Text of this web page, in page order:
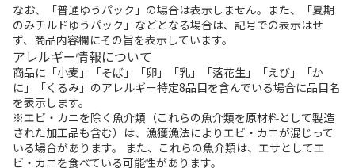
なお、「普通ゆうパック」の場合は表示しません。また、「夏期
のみチルドゆうパック」などとなる場合は、記号での表示はせ
ず、商品内容欄にその旨を表示しています。
アレルギー情報について
商品に「小麦」「そば」「卵」「乳」「落花生」「えび」「か
に」「くるみ」のアレルギー特定8品目を含んでいる場合に品目名
を表示します。
※エビ・カニを除く魚介類（これらの魚介類を原材料として製造
された加工品も含む）は、漁獲漁法によりエビ・カニが混じって
いる場合があります。 また、これらの魚介類は、エサとしてエ
ビ・カニを食べている可能性があります。